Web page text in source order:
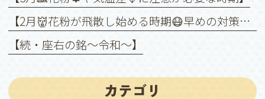
【2月👹花粉が飛散し始める時期😷早めの対策を❗️】
【続・座右の銘〜令和〜】
カテゴリ